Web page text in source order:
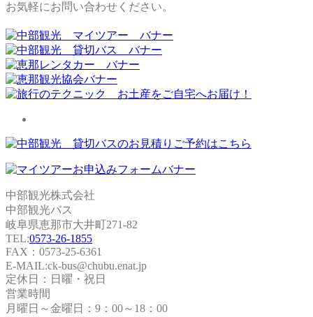
お気軽にお問い合わせください。
中部観光株式会社
中部観光バス
岐阜県恵那市大井町271-82
TEL:0573-26-1855
FAX：0573-25-6361
E-MAIL:ck-bus@chubu.enat.jp
定休日：日曜・祝日
営業時間
月曜日～金曜日：9：00～18：00